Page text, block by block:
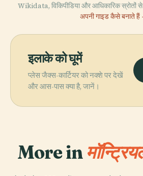
Wikidata, विकिपीडिया और आधिकारिक स्रोतों से
अपनी गाइड कैसे बनाते
इलाके को घूमें
प्लेस जैक्स-कार्टियर को नक्शे पर देखें
और आस-पास क्या है, जानें।
More in